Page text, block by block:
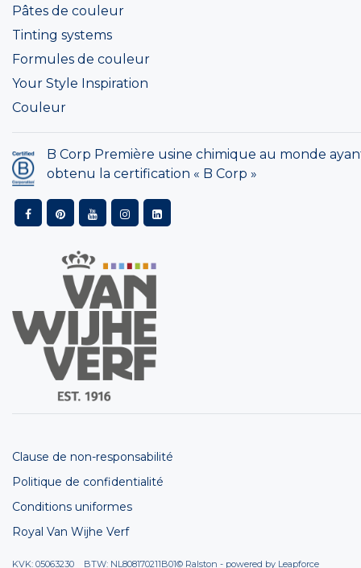
Pâtes de couleur
Tinting systems
Formules de couleur
Your Style Inspiration
Couleur
B Corp Première usine chimique au monde
obtenu la certification « B Corp »
Clause de non-responsabilité
Politique de confidentialité
Conditions uniformes
Royal Van Wijhe Verf
KVK: 05063230 BTW: NL808170211B01© Ralston - powered by Leapforce